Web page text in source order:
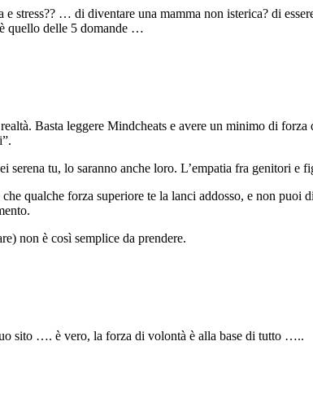
e stress?? … di diventare una mamma non isterica? di
quello delle 5 domande …
Basta leggere Mindcheats e avere un minimo di
tu, lo saranno anche loro. L’empatia fra genitori e
qualche forza superiore te la lanci addosso, e non puoi
non è così semplice da prendere.
sito …. è vero, la forza di volontà è alla base di tutto …..